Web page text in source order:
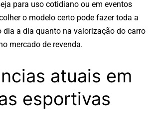
para uso cotidiano ou em eventos
o modelo certo pode fazer toda a
dia a dia quanto na valorização do carro
mercado de revenda.
atuais em
esportivas